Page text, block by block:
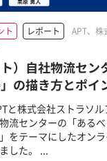
ト レポート
APT、株
ト）自社物流セン
の描き方とポイ
と株式会社ストラソ
流センターの「ある
をテーマにしたオン
した。 ...